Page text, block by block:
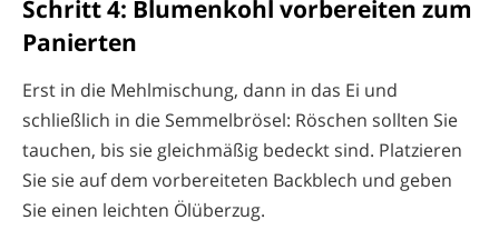
Schritt 4: Blumenkohl vorbereiten zum
Panierten
Erst in die Mehlmischung, dann in das Ei und
schließlich in die Semmelbrösel: Röschen sollten Sie
tauchen, bis sie gleichmäßig bedeckt sind. Platzieren
Sie sie auf dem vorbereiteten Backblech und geben
Sie einen leichten Ölüberzug.